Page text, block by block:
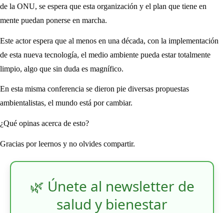
de la ONU, se espera que esta organización y el plan que tiene en
mente puedan ponerse en marcha.
Este actor espera que al menos en una década, con la implementación
de esta nueva tecnología, el medio ambiente pueda estar totalmente
limpio, algo que sin duda es magnífico.
En esta misma conferencia se dieron pie diversas propuestas
ambientalistas, el mundo está por cambiar.
¿Qué opinas acerca de esto?
Gracias por leernos y no olvides compartir.
🌿 Únete al newsletter de
salud y bienestar